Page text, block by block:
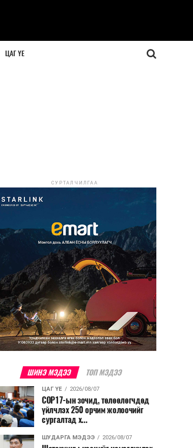
ЦАГ ҮЕ
СУРТАЛЧИЛГАА
ШИНЭ МЭДЭЭ ТОП МЭДЭЭ
ЦАГ ҮЕ 2026/08/07
COP17-ын зочид, төлөөлөгчдөд
үйлчлэх 250 орчим жолоочийг
сургалтад х...
ШУДАРГА МЭДЭЭ 2026/08/07